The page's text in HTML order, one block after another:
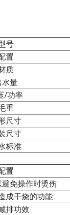
号
置
质
水量
/功率
重
尺寸
尺寸
标准
置
免操作时烫伤
成干烧的功能
排功效